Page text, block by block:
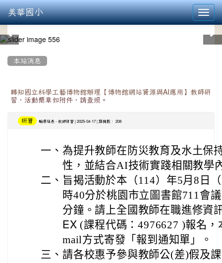
美華國小
本站消息
轉知國立科學工藝博物館辦理【博物館網站資源與AI應用】教師研
習，活動簡章如附件，請查照。
研習 輔導組長 - 教師研習 | 2025-04-17 | 點閱數： 208
一、 為提升教師在防災教育及水土保
性，並結合AI技術實踐相關教學
二、 旨揭活動於本（114）年5月8日
時40分於桃園市立圖書館711會
分鐘。請上全國教師在職進修資
EX (課程代碼：4976627 )報名
mail方式寄發「報到通知單」。
三、 請各校惠予參與教師公(差)假及